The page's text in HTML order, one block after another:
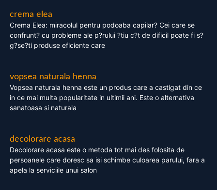
crema elea
Crema Elea: miracolul pentru podoaba capilar? Cei care se
confrunt? cu probleme ale p?rului ?tiu c?t de dificil poate fi s?
g?se?ti produse eficiente care
vopsea naturala henna
Vopsea naturala henna este un produs care a castigat din ce
in ce mai multa popularitate in ultimii ani. Este o alternativa
sanatoasa si naturala
decolorare acasa
Decolorare acasa este o metoda tot mai des folosita de
persoanele care doresc sa isi schimbe culoarea parului, fara a
apela la serviciile unui salon